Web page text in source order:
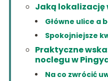
Jaką lokalizację
Główne ulice a
Spokojniejsze
Praktyczne
noclegu w
Na co zwrócić